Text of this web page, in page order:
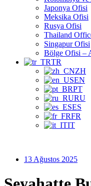
Japonya Ofisi
Meksika Ofisi
Rusya Ofisi
Thailand
Singapur Ofisi
Bölge Ofisi –
TR
ZH
EN
PT
RU
ES
FR
IT
13 Ağustos 2025